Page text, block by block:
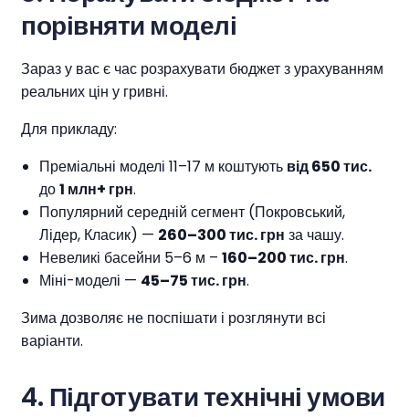
порівняти моделі
Зараз у вас є час розрахувати бюджет з урахуванням
реальних цін у гривні.
Для прикладу:
Преміальні моделі 11–17 м коштують від 650 тис.
до1 млн+ грн.
Популярний середній сегмент (Покровський,
Лідер, Класик) — 260–300 тис. грн за чашу.
Невеликі басейни 5–6 м – 160–200 тис. грн.
Міні-моделі — 45–75 тис. грн.
Зима дозволяє не поспішати і розглянути всі
варіанти.
4. Підготувати технічні умови